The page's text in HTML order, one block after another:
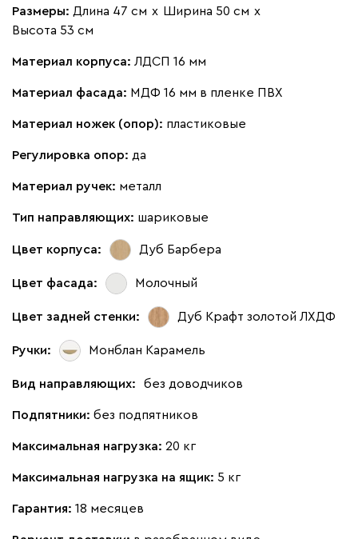
Размеры: Длина 47 см х Ширина 50 см х
Высота 53 см
Материал корпуса: ЛДСП 16 мм
Материал фасада: МДФ 16 мм в пленке ПВХ
Материал ножек (опор): пластиковые
Регулировка опор: да
Материал ручек: металл
Тип направляющих: шариковые
Цвет корпуса: Дуб Барбера
Цвет фасада: Молочный
Цвет задней стенки: Дуб Крафт золотой ЛХДФ
Ручки: Монблан Карамель
Вид направляющих: без доводчиков
Подпятники: без подпятников
Максимальная нагрузка: 20 кг
Максимальная нагрузка на ящик: 5 кг
Гарантия: 18 месяцев